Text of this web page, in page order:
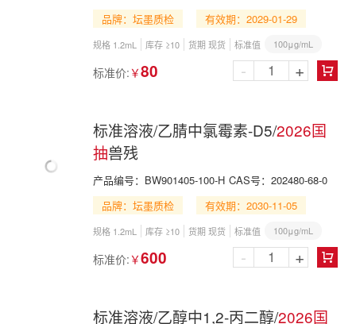
品牌：坛墨质检
有效期：2029-01-29
规格 1.2mL 库存 ≥10 货期 现货 标准值 100μg/mL
标准价: ￥80 
- +
标准溶液/乙腈中氯霉素-D5/2026国
抽兽残
产品编号： BW901405-100-H CAS号： 202480-68-0
品牌：坛墨质检
有效期：2030-11-05
规格 1.2mL 库存 ≥10 货期 现货 标准值 100μg/mL
标准价: ￥600 
- +
标准溶液/乙醇中1,2-丙二醇/2026国